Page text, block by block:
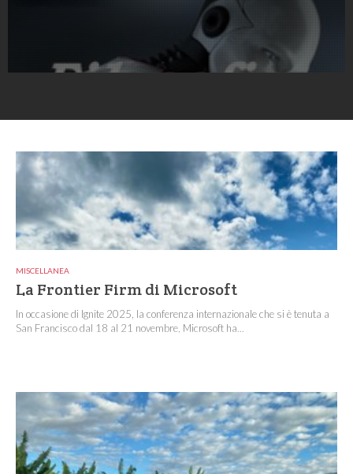
MISCELLANEA
La Frontier Firm di Microsoft
In occasione di Ignite 2025, la conferenza internazionale che si è tenuta a
San Francisco dal 18 al 21 novembre, Microsoft ha...